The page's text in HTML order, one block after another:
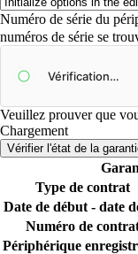
Numéro de série du
numéros de série se
Veuillez prouver que
Chargement
Vérifier l'état de la
Type de contrat
Date de début - date
Numéro de
Périphérique